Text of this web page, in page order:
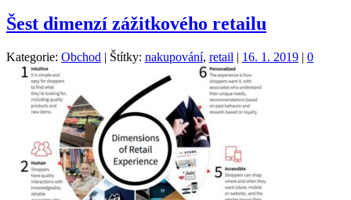
Šest dimenzí zážitkového retailu
Kategorie: Obchod | Štítky: nakupování, retail | 16. 1. 2019 | 0